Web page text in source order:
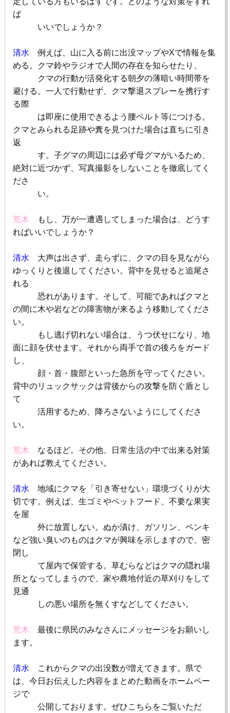
ば
いいでしょうか？
清水 例えば、山に入る前に出没マップやXで情報を集
める。クマ鈴やラジオで人間の存在を知らせたり、
クマの行動が活発化する朝夕の薄暗い時間帯を
避ける。一人で行動せず、クマ撃退スプレーを携行す
る際
は即座に使用できるよう腰ベルト等につける。
クマとみられる足跡や糞を見つけた場合は直ちに引き
返
す。子グマの周辺には必ず母グマがいるため、
絶対に近づかず、写真撮影をしないことを徹底してく
ださ
い。
荒木 もし、万が一遭遇してしまった場合は、どうす
ればいいでしょうか？
清水 大声は出さず、走らずに、クマの目を見ながら
ゆっくりと後退してください。背中を見せると追尾さ
れる
恐れがあります。そして、可能であればクマと
の間に木や岩などの障害物が来るよう移動してくださ
い。
もし逃げ切れない場合は、うつ伏せになり、地
面に顔を伏せます。それから両手で首の後ろをガード
し、
顔・首・腹部といった急所を守ってください。
背中のリュックサックは背後からの攻撃を防ぐ盾とし
て
活用するため、降ろさないようにしてくださ
い。
荒木 なるほど。その他、日常生活の中で出来る対策
があれば教えてください。
清水 地域にクマを「引き寄せない」環境づくりが大
切です。例えば、生ゴミやペットフード、不要な果実
を屋
外に放置しない。ぬか漬け、ガソリン、ペンキ
など強い臭いのものはクマが興味を示しますので、密
閉し
て屋内で保管する。草むらなどはクマの隠れ場
所となってしまうので、家や農地付近の草刈りをして
見通
しの悪い場所を無くすなどしてください。
荒木 最後に県民のみなさんにメッセージをお願いし
ます。
清水 これからクマの出没数が増えてきます。県で
は、今日お伝えした内容をまとめた動画をホームペー
ジで
公開しております。ぜひこちらをご覧いただ